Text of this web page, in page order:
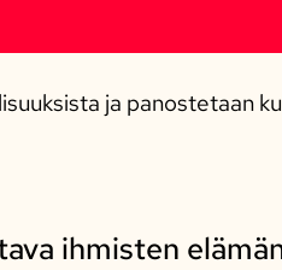
ja panostetaan
ihmisten